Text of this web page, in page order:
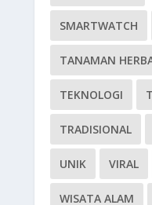
SMARTWATCH
TANAMAN
TEKNOLOGI
TRADISIONAL
UNIK VIRAL
WISATA ALAM